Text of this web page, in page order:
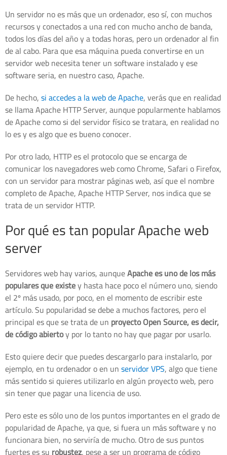
Un servidor no es más que un ordenador, eso sí, con muchos
recursos y conectados a una red con mucho ancho de banda,
todos los días del año y a todas horas, pero un ordenador al fin
de al cabo. Para que esa máquina pueda convertirse en un
servidor web necesita tener un software instalado y ese
software seria, en nuestro caso, Apache.
De hecho,si accedes a la web de Apache, verás que en realidad
se llama Apache HTTP Server, aunque popularmente hablamos
de Apache como si del servidor físico se tratara, en realidad no
lo es y es algo que es bueno conocer.
Por otro lado, HTTP es el protocolo que se encarga de
comunicar los navegadores web como Chrome, Safari o Firefox,
con un servidor para mostrar páginas web, así que el nombre
completo de Apache, Apache HTTP Server, nos indica que se
trata de un servidor HTTP.
Por qué es tan popular Apache web
server
Servidores web hay varios, aunqueApache es uno de los más
populares que existey hasta hace poco el número uno, siendo
el 2º más usado, por poco, en el momento de escribir este
artículo. Su popularidad se debe a muchos factores, pero el
principal es que se trata de un proyecto Open Source, es decir,
de código abiertoy por lo tanto no hay que pagar por usarlo.
Esto quiere decir que puedes descargarlo para instalarlo, por
ejemplo, en tu ordenador o en unservidor VPS, algo que tiene
más sentido si quieres utilizarlo en algún proyecto web, pero
sin tener que pagar una licencia de uso.
Pero este es sólo uno de los puntos importantes en el grado de
popularidad de Apache, ya que, si fuera un más software y no
funcionara bien, no serviría de mucho. Otro de sus puntos
fuertes es su robustez, pese a ser un programa de código